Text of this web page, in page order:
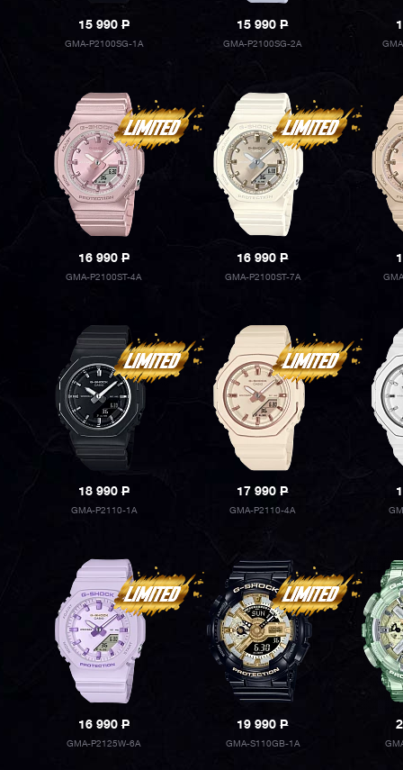
15 990P
GMA-P2100SG-1A
15 990P
GMA-P2100SG-2A
16 990P
GMA-P2100ST-4A
16 990P
GMA-P2100ST-7A
18 990P
GMA-P2110-1A
17 990P
GMA-P2110-4A
16 990P
GMA-P2125W-6A
19 990P
GMA-S110GB-1A